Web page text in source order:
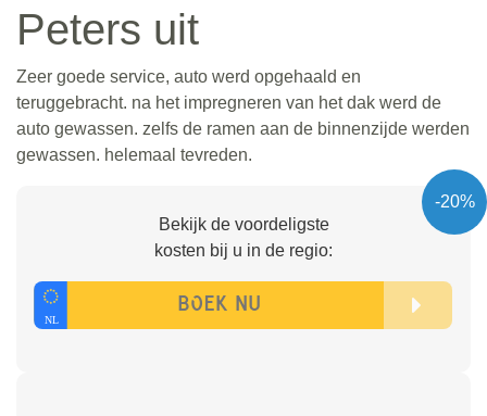
Peters uit
Zeer goede service, auto werd opgehaald en
teruggebracht. na het impregneren van het dak werd de
auto gewassen. zelfs de ramen aan de binnenzijde werden
gewassen. helemaal tevreden.
-20%
Bekijk de voordeligste
kosten bij u in de regio: